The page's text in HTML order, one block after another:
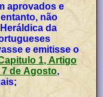
aprovados e
não
da
e emitisse o
1, Artigo
7 de Agosto,